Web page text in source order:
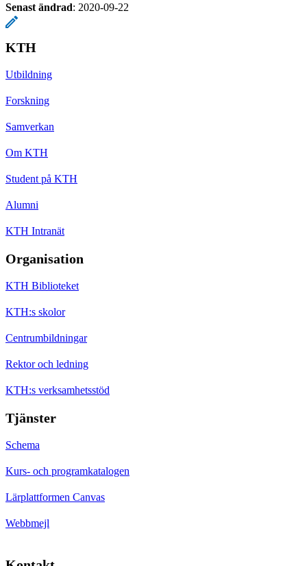
Senast ändrad: 2020-09-22
KTH
Utbildning
Forskning
Samverkan
Om KTH
Student på KTH
Alumni
KTH Intranät
Organisation
KTH Biblioteket
KTH:s skolor
Centrumbildningar
Rektor och ledning
KTH:s verksamhetsstöd
Tjänster
Schema
Kurs- och programkatalogen
Lärplattformen Canvas
Webbmejl